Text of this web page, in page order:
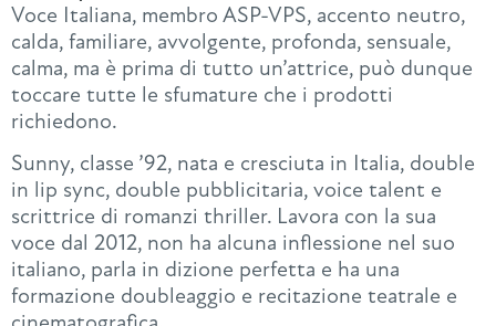
Voce Italiana, membro ASP-VPS, accento neutro,
calda, familiare, avvolgente, profonda, sensuale,
calma, ma è prima di tutto un’attrice, può dunque
toccare tutte le sfumature che i prodotti
richiedono.
Sunny, classe ’92, nata e cresciuta in Italia, double
in lip sync, double pubblicitaria, voice talent e
scrittrice di romanzi thriller. Lavora con la sua
voce dal 2012, non ha alcuna inflessione nel suo
italiano, parla in dizione perfetta e ha una
formazione doubleaggio e recitazione teatrale e